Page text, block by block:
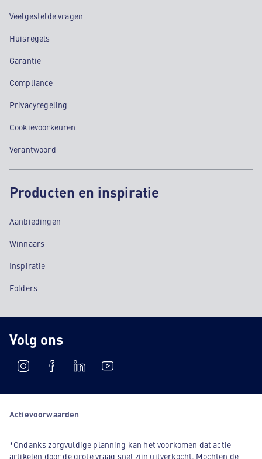
Veelgestelde vragen
Huisregels
Garantie
Compliance
Privacyregeling
Cookievoorkeuren
Verantwoord
Producten en inspiratie
Aanbiedingen
Winnaars
Inspiratie
Folders
Volg ons
Actievoorwaarden
*Ondanks zorgvuldige planning kan het voorkomen dat actie-
artikelen door de grote vraag snel zijn uitverkocht. Mochten de